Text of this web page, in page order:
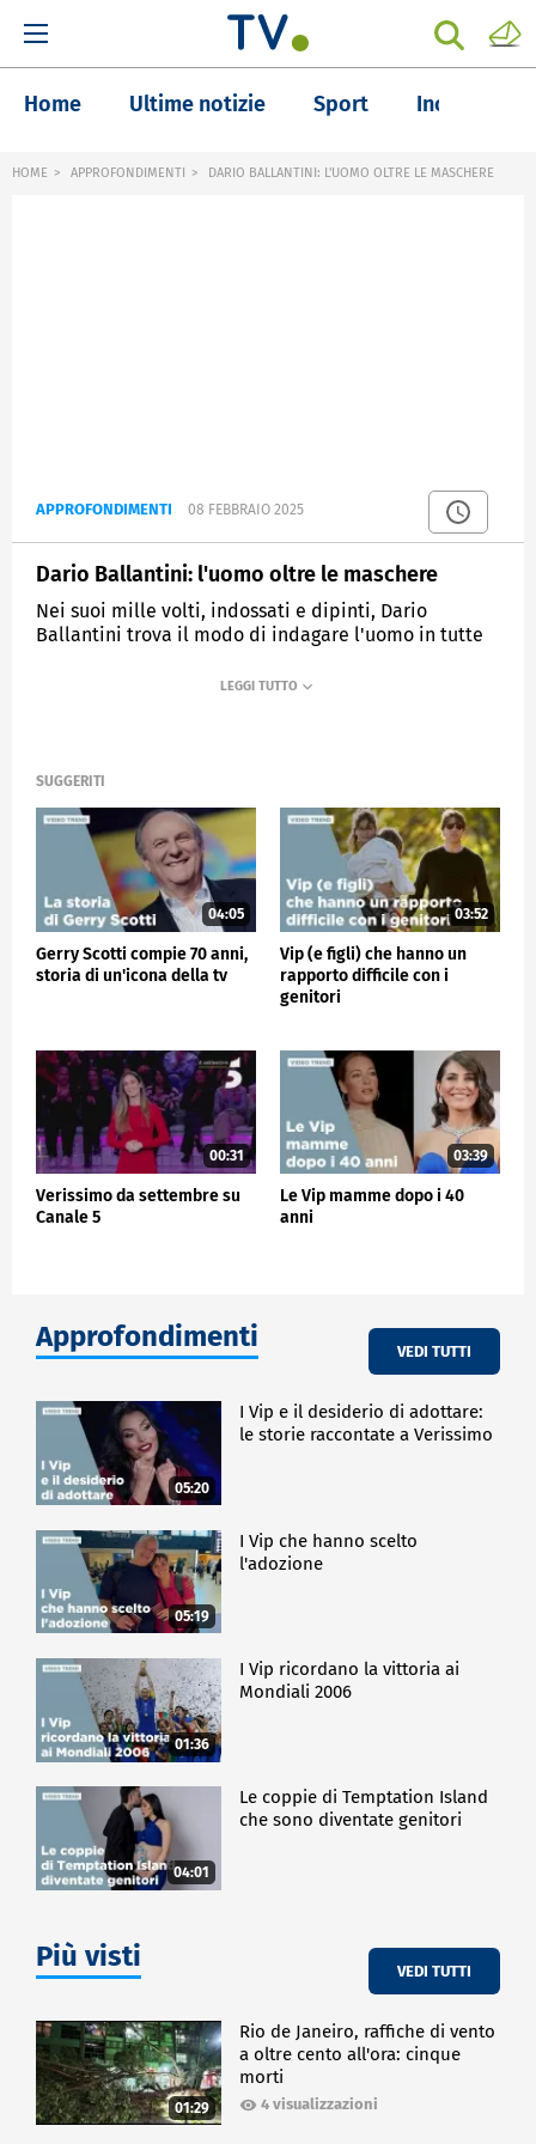
Home Ultime notizie Sport Inchieste
HOME APPROFONDIMENTI DARIO BALLANTINI: L'UOMO OLTRE LE MASCHERE
APPROFONDIMENTI 08 FEBBRAIO 2025
Dario Ballantini: l'uomo oltre le maschere
Nei suoi mille volti, indossati e dipinti, Dario
Ballantini trova il modo di indagare l'uomo in tutte
SUGGERITI
04:05
Gerry Scotti compie 70 anni,
storia di un'icona della tv
03:52
Vip (e figli) che hanno un
rapporto difficile con i
genitori
00:31
Verissimo da settembre su
Canale 5
03:39
Le Vip mamme dopo i 40
anni
Approfondimenti VEDI TUTTI
05:20
I Vip e il desiderio di adottare:
le storie raccontate a Verissimo
05:19
I Vip che hanno scelto
l'adozione
01:36
I Vip ricordano la vittoria ai
Mondiali 2006
04:01
Le coppie di Temptation Island
che sono diventate genitori
Più visti VEDI TUTTI
01:29
Rio de Janeiro, raffiche di vento
a oltre cento all'ora: cinque
morti
4 visualizzazioni